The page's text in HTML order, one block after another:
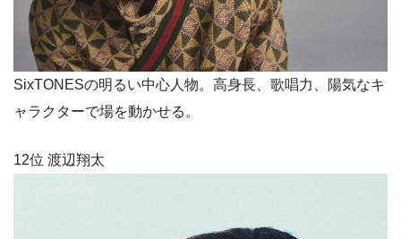
SixTONESの明るい中心人物。高身長、歌唱力、陽気なキ
ャラクターで場を動かせる。
12位 渡辺翔太